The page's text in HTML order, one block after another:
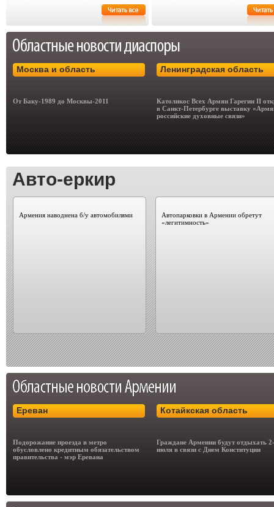
Москва и область
От Баку-1989 до Москвы-2011
Ленинградская область
Католикос Всех Армян Гарегин II
в Санкт-Петербурге выставку
российские духовные связи»
Авто-еркир
Армения наводнена б/у автомобилями
Автопарковки в Армении обретут
«легитимность»
Ереван
Подорожание проезда в метро
обусловлено кредитным обязательством
правительства - мэр Еревана
Котайкская область
Граждане Армении будут отдыхать
июля в связи с Днем Конституции